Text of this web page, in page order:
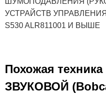
УСТРАЙСТВ УПРАВЛЕНИЯ)
S530 ALR811001 И ВЫШЕ
Похожая техника
ЗВУКОВОЙ